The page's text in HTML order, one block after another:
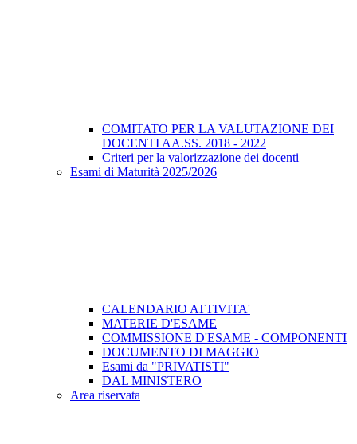
COMITATO PER LA VALUTAZIONE DEI
DOCENTI AA.SS. 2018 - 2022
Criteri per la valorizzazione dei docenti
Esami di Maturità 2025/2026
CALENDARIO ATTIVITA'
MATERIE D'ESAME
COMMISSIONE D'ESAME - COMPONENTI
DOCUMENTO DI MAGGIO
Esami da "PRIVATISTI"
DAL MINISTERO
Area riservata